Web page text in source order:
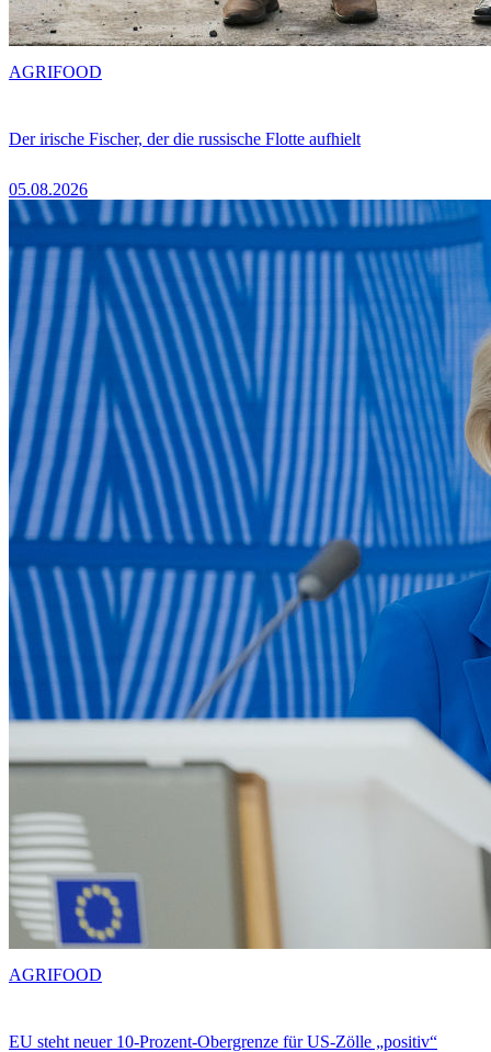
Der irische Fischer, der die russische Flotte aufhielt
05.08.2026
AGRIFOOD
EU steht neuer 10-Prozent-Obergrenze für US-Zölle „positiv“
AGRIFOOD